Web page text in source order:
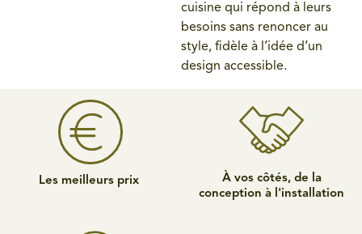
cuisine qui répond à leurs
besoins sans renoncer au
style, fidèle à l’idée d’un
design accessible.
Les meilleurs prix
À vos côtés, de la
conception à l'installation